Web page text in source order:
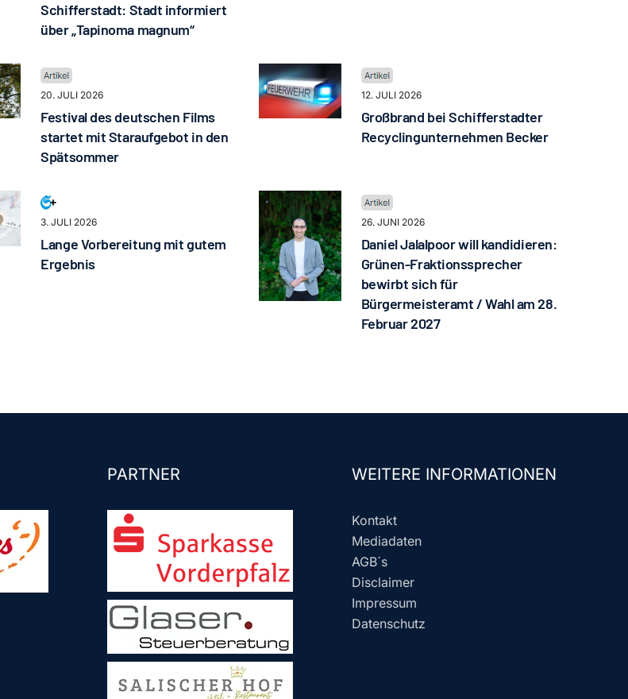
Schifferstadt: Stadt informiert
über „Tapinoma magnum“
20. JULI 2026
Festival des deutschen Films
startet mit Staraufgebot in den
Spätsommer
12. JULI 2026
Großbrand bei Schifferstadter
Recyclingunternehmen Becker
3. JULI 2026
Lange Vorbereitung mit gutem
Ergebnis
26. JUNI 2026
Daniel Jalalpoor will kandidieren:
Grünen-Fraktionssprecher
bewirbt sich für
Bürgermeisteramt / Wahl am 28.
Februar 2027
PARTNER WEITERE INFORMATIONEN
Kontakt
Mediadaten
AGB´s
Disclaimer
Impressum
Datenschutz